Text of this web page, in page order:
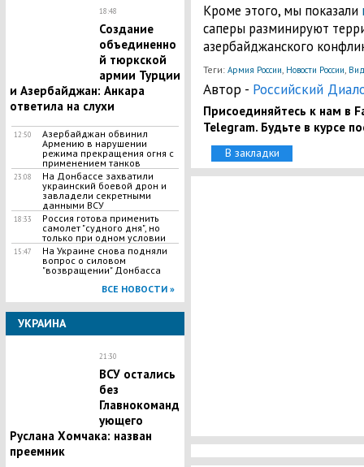
18:48
Создание
объединенно
й тюркской
армии Турции
и Азербайджан: Анкара
ответила на слухи
12:50
Азербайджан обвинил
Армению в нарушении
режима прекращения огня с
применением танков
23:08
На Донбассе захватили
украинский боевой дрон и
завладели секретными
данными ВСУ
18:33
​Россия готова применить
самолет "судного дня", но
только при одном условии
15:47
​На Украине снова подняли
вопрос о силовом
"возвращении" Донбасса
ВСЕ НОВОСТИ »
УКРАИНА
21:30
ВСУ остались
без
Главнокоманд
ующего
Руслана Хомчака: назван
преемник
Кроме этого, мы показали
саперы разминируют
азербайджанского
Теги: Армия России Новости России
Автор - Российский
Присоединяйтесь к нам в
Telegram. Будьте в курсе
В закладки